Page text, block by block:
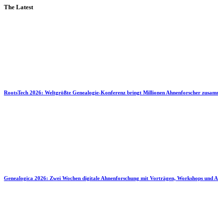
The Latest
RootsTech 2026: Weltgrößte Genealogie-Konferenz bringt Millionen Ahnenforscher
Genealogica 2026: Zwei Wochen digitale Ahnenforschung mit Vorträgen, Workshops und